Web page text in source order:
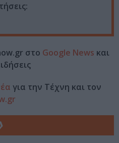
στο Google News και
για την Τέχνη και τον